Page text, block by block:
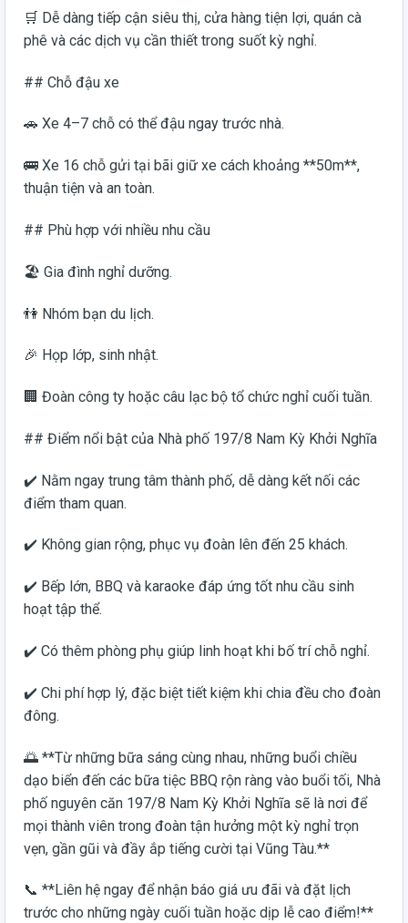
🛒 Dễ dàng tiếp cận siêu thị, cửa hàng tiện lợi, quán cà
phê và các dịch vụ cần thiết trong suốt kỳ nghỉ.
## Chỗ đậu xe
🚗 Xe 4–7 chỗ có thể đậu ngay trước nhà.
🚌 Xe 16 chỗ gửi tại bãi giữ xe cách khoảng **50m**,
thuận tiện và an toàn.
## Phù hợp với nhiều nhu cầu
🏖️ Gia đình nghỉ dưỡng.
👫 Nhóm bạn du lịch.
🎉 Họp lớp, sinh nhật.
🏢 Đoàn công ty hoặc câu lạc bộ tổ chức nghỉ cuối tuần.
## Điểm nổi bật của Nhà phố 197/8 Nam Kỳ Khởi Nghĩa
✔️ Nằm ngay trung tâm thành phố, dễ dàng kết nối các
điểm tham quan.
✔️ Không gian rộng, phục vụ đoàn lên đến 25 khách.
✔️ Bếp lớn, BBQ và karaoke đáp ứng tốt nhu cầu sinh
hoạt tập thể.
✔️ Có thêm phòng phụ giúp linh hoạt khi bố trí chỗ nghỉ.
✔️ Chi phí hợp lý, đặc biệt tiết kiệm khi chia đều cho đoàn
đông.
🌅 **Từ những bữa sáng cùng nhau, những buổi chiều
dạo biển đến các bữa tiệc BBQ rộn ràng vào buổi tối, Nhà
phố nguyên căn 197/8 Nam Kỳ Khởi Nghĩa sẽ là nơi để
mọi thành viên trong đoàn tận hưởng một kỳ nghỉ trọn
vẹn, gần gũi và đầy ắp tiếng cười tại Vũng Tàu.**
📞 **Liên hệ ngay để nhận báo giá ưu đãi và đặt lịch
trước cho những ngày cuối tuần hoặc dịp lễ cao điểm!**